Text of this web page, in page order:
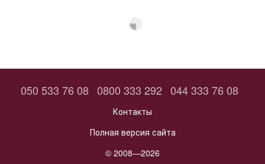
050 533 76 08 0800 333 292 044 333 76 08
Контакты
Полная версия сайта
© 2008—2026